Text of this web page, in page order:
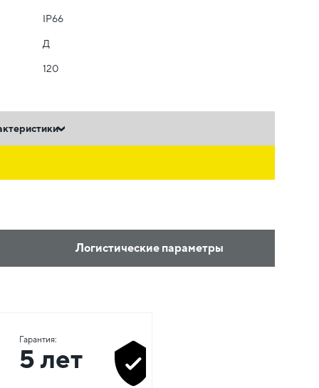
IP66
Д
120
Логистические параметры
Гарантия:
5 лет